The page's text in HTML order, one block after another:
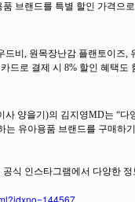
브랜드를 특별 할인 가격으
비, 원목장난감 플랜토이즈
드로 결제 시 8% 할인 혜택도
양을기)의 김지영MD는 “
유아용품 브랜드를 구매하
식 인스타그램에서 다양한